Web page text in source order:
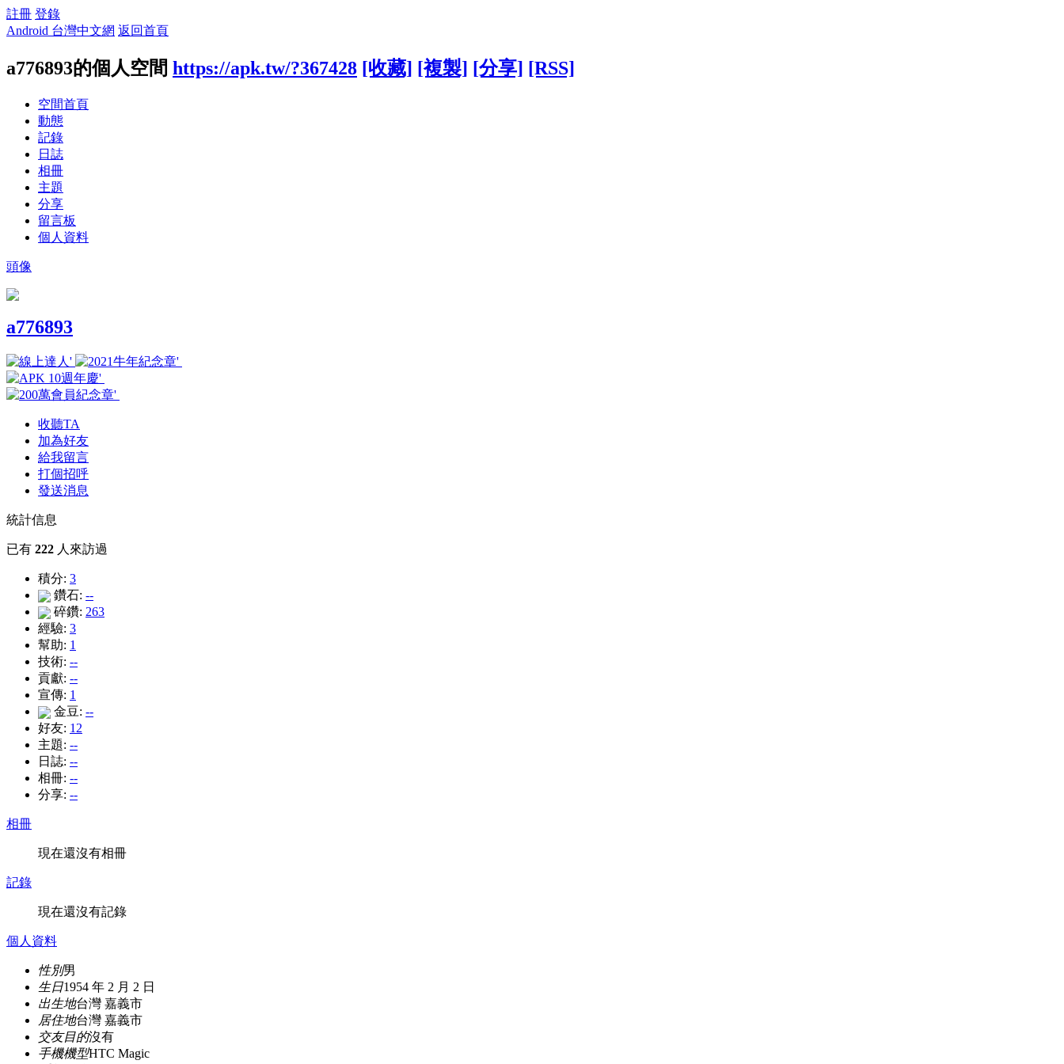
註冊 登錄
Android 台灣中文網 返回首頁
a776893的個人空間 https://apk.tw/?367428 [收藏] [複製] [分享] [RSS]
空間首頁
動態
記錄
日誌
相冊
主題
分享
留言板
個人資料
頭像
a776893
收聽TA
加為好友
給我留言
打個招呼
發送消息
統計信息
已有 222 人來訪過
積分: 3
鑽石: --
碎鑽: 263
經驗: 3
幫助: 1
技術: --
貢獻: --
宣傳: 1
金豆: --
好友: 12
主題: --
日誌: --
相冊: --
分享: --
相冊
現在還沒有相冊
記錄
現在還沒有記錄
個人資料
性別男
生日1954 年 2 月 2 日
出生地台灣 嘉義市
居住地台灣 嘉義市
交友目的沒有
手機機型HTC Magic